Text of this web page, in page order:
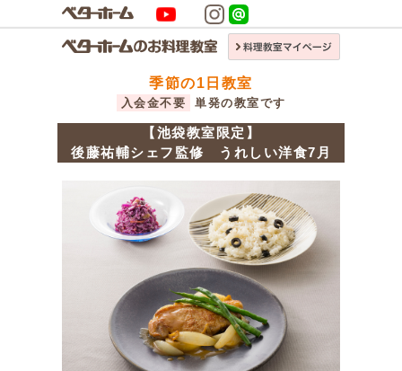
季節の1日教室
入会金不要 単発の教室です
【池袋教室限定】
後藤祐輔シェフ監修 うれしい洋食7月